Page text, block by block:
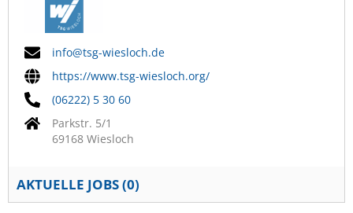
info@tsg-wiesloch.de
https://www.tsg-wiesloch.org/
(06222) 5 30 60
Parkstr. 5/1
69168 Wiesloch
AKTUELLE JOBS (0)